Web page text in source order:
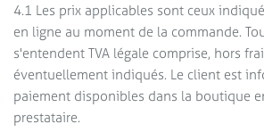
4.1 Les prix applicables sont ceux
en ligne au moment de la commande.
s'entendent TVA légale comprise, hors
éventuellement indiqués. Le client est
paiement disponibles dans la boutique
prestataire.